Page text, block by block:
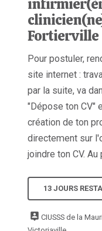
Fortierville
Pour postuler,
site internet :
par la suite, va
"Dépose ton CV"
création de ton
directement sur
joindre ton CV.
13 JOURS
CIUSSS de la